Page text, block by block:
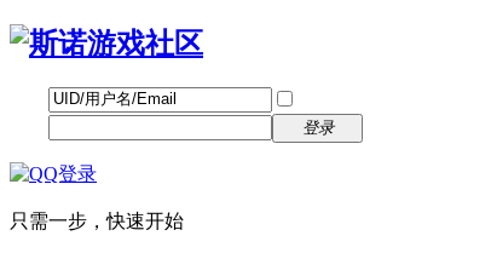
登录
只需一步，快速开始